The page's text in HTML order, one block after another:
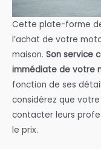
Cette plate-forme
l’achat de votre
maison. Son service
immédiate de votre
fonction de ses
considérez que
contacter leurs
le prix.